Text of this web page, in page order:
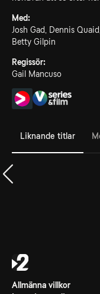
Med:
Josh Gad, Dennis
Betty Gilpin
Regissör:
Gail Mancuso
Liknande titlar
Allmänna villkor